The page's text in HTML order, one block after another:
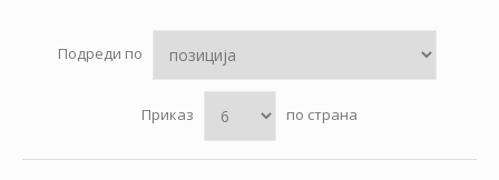
Подреди по
Приказ по страна